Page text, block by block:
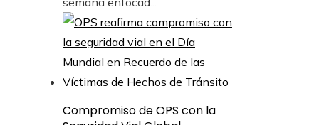
Compromiso de OPS con la